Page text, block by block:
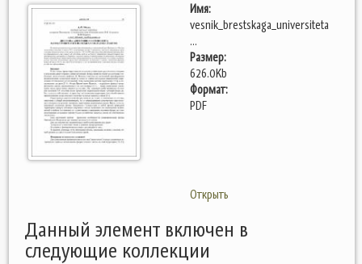
Имя:
vesnik_brestskaga_universiteta
...
Размер:
626.0Kb
Формат:
PDF
Открыть
Данный элемент включен в
следующие коллекции